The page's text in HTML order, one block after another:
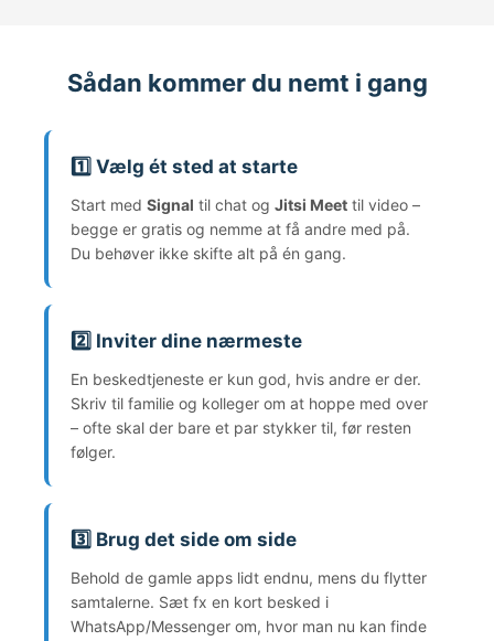
Sådan kommer du nemt i gang
1️⃣ Vælg ét sted at starte
Start med Signal til chat og Jitsi Meet til video –
begge er gratis og nemme at få andre med på.
Du behøver ikke skifte alt på én gang.
2️⃣ Inviter dine nærmeste
En beskedtjeneste er kun god, hvis andre er der.
Skriv til familie og kolleger om at hoppe med over
– ofte skal der bare et par stykker til, før resten
følger.
3️⃣ Brug det side om side
Behold de gamle apps lidt endnu, mens du flytter
samtalerne. Sæt fx en kort besked i
WhatsApp/Messenger om, hvor man nu kan finde